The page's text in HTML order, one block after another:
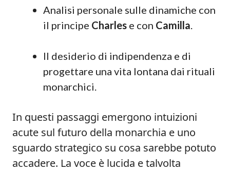
Analisi personale sulle dinamiche con
il principe Charles e con Camilla.
Il desiderio di indipendenza e di
progettare una vita lontana dai rituali
monarchici.
In questi passaggi emergono intuizioni
acute sul futuro della monarchia e uno
sguardo strategico su cosa sarebbe potuto
accadere. La voce è lucida e talvolta